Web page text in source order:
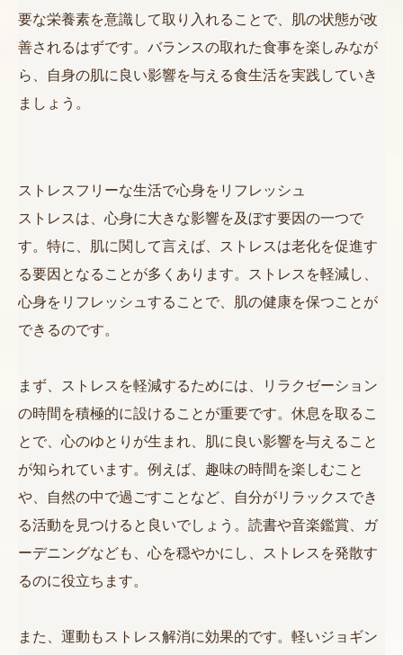
要な栄養素を意識して取り入れることで、肌の状態が改
善されるはずです。バランスの取れた食事を楽しみなが
ら、自身の肌に良い影響を与える食生活を実践していき
ましょう。
ストレスフリーな生活で心身をリフレッシュ
ストレスは、心身に大きな影響を及ぼす要因の一つで
す。特に、肌に関して言えば、ストレスは老化を促進す
る要因となることが多くあります。ストレスを軽減し、
心身をリフレッシュすることで、肌の健康を保つことが
できるのです。
まず、ストレスを軽減するためには、リラクゼーション
の時間を積極的に設けることが重要です。休息を取るこ
とで、心のゆとりが生まれ、肌に良い影響を与えること
が知られています。例えば、趣味の時間を楽しむこと
や、自然の中で過ごすことなど、自分がリラックスでき
る活動を見つけると良いでしょう。読書や音楽鑑賞、ガ
ーデニングなども、心を穏やかにし、ストレスを発散す
るのに役立ちます。
また、運動もストレス解消に効果的です。軽いジョギン